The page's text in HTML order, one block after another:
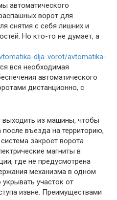
автоматического
ворот для
снятия с себя лишних и
Но кто-то не думает, а
dlja-vorot/avtomatika-
вся необходимая
автоматического
дистанционно, с
выходить из машины, чтобы
въезда на территорию,
закроет ворота
магниты в
где не предусмотрена
механизма в одном
участок от
извне. Преимуществами